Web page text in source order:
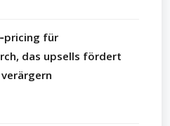
für
das upsells fördert